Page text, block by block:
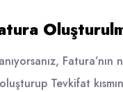
Fatura’nın
Tevkifat